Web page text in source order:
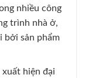
nhiều công
trình nhà ở,
bởi sản phẩm
hiện đại